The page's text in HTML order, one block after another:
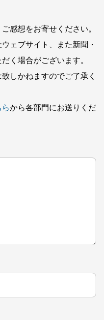
感想をお寄せください。
ェブサイト、また新聞・
く場合がございます。
しかねますのでご了承く
らから各部門にお送りくだ